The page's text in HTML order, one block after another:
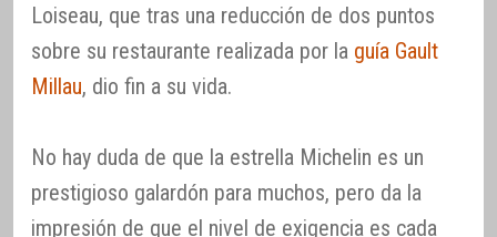
Loiseau, que tras una reducción de dos puntos
sobre su restaurante realizada por la guía Gault
Millau, dio fin a su vida.
No hay duda de que la estrella Michelin es un
prestigioso galardón para muchos, pero da la
impresión de que el nivel de exigencia es cada